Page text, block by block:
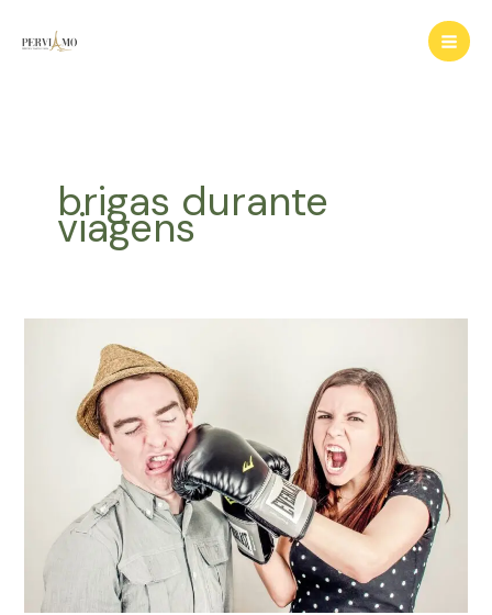
para
brigas durante
viagens